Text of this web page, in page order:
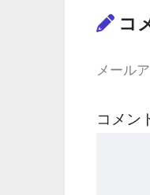
コ
メール
コメン